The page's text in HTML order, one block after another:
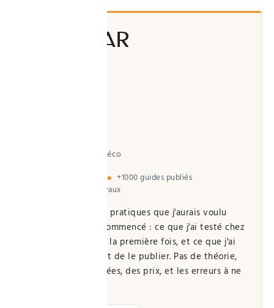
ÉCRIT PAR
Auteur de Paradise Déco
En ligne depuis 2024
+1000 guides publiés
Maison · Jardin · Travaux
J'écris ici les guides pratiques que j'aurais voulu
trouver quand j'ai commencé : ce que j'ai testé chez
moi, ce que j'ai raté la première fois, et ce que j'ai
vérifié ailleurs avant de le publier. Pas de théorie,
des gestes, des durées, des prix, et les erreurs à ne